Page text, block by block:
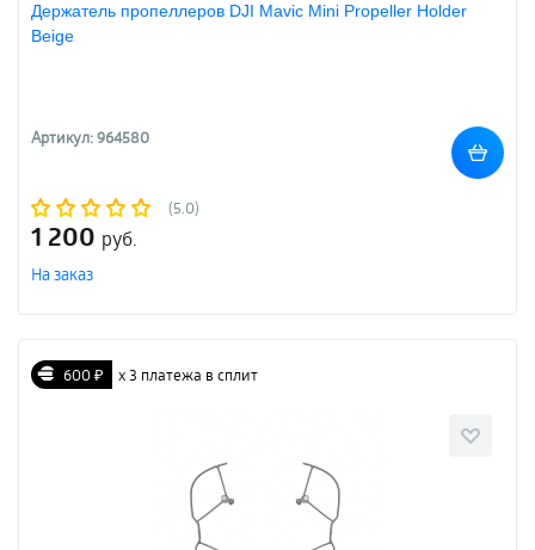
Держатель пропеллеров DJI Mavic Mini Propeller Holder
Beige
Артикул: 964580
(5.0)
1 200 руб.
На заказ
600 ₽ х 3 платежа в сплит